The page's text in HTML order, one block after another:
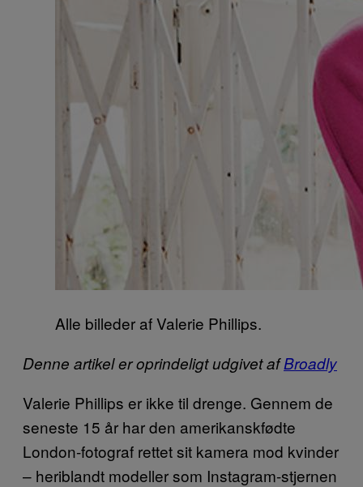
Alle billeder af Valerie Phillips.
Denne artikel er oprindeligt udgivet afBroadly
Valerie Phillips er ikke til drenge. Gennem de
seneste 15 år har den amerikanskfødte
London-fotograf rettet sit kamera mod kvinder
– heriblandt modeller som Instagram-stjernen